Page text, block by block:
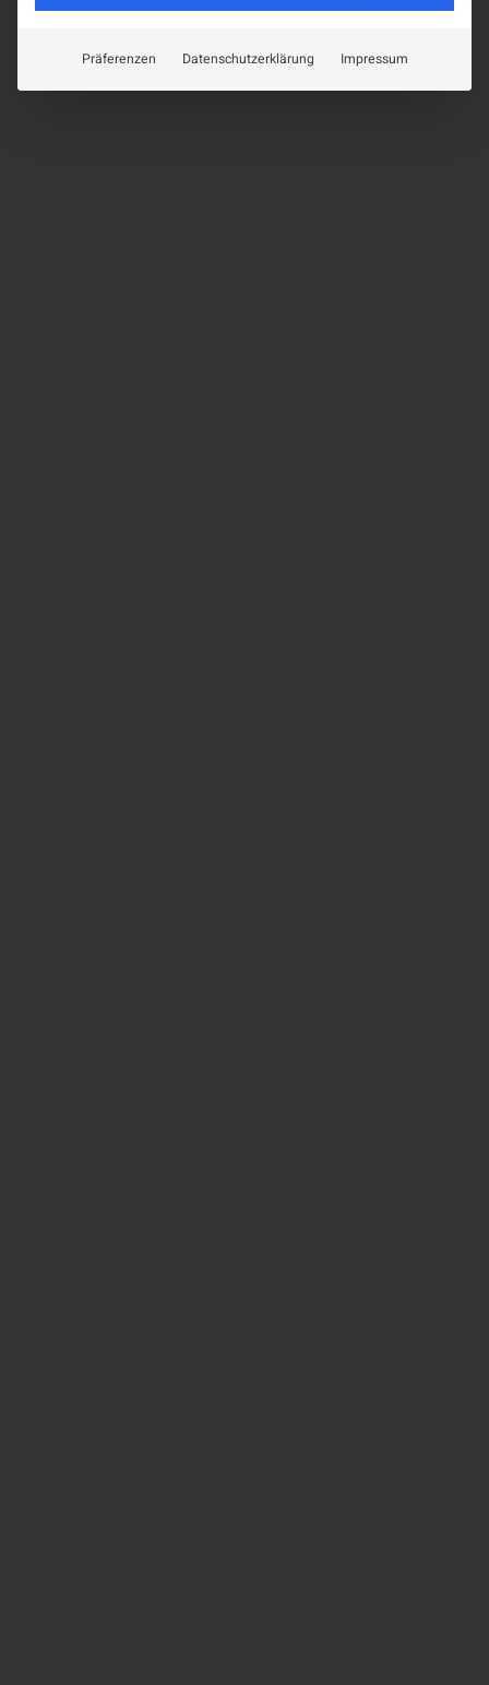
Präferenzen Datenschutzerklärung Impressum